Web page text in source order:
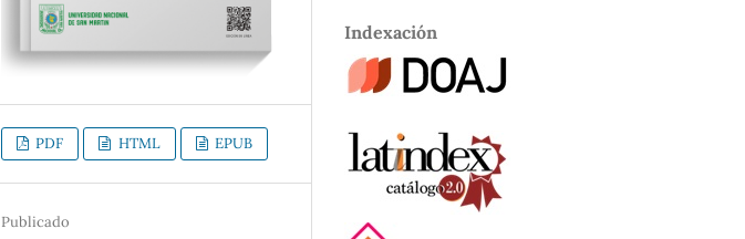
PDF HTML EPUB
Publicado
Indexación